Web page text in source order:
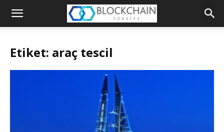
Blockchain
Etiket: araç tescil